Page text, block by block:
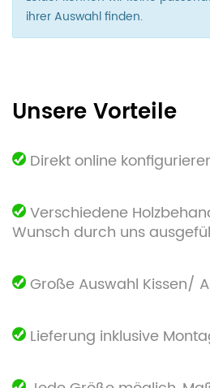
ihrer Auswahl finden.
Unsere Vorteile
Direkt online
Verschiedene
Wunsch durch uns
Große Auswahl Kissen/
Lieferung inklusive